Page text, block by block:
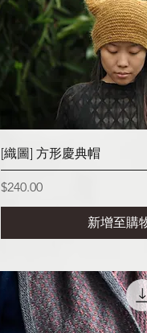
[織圖] 方形慶典帽
價格
$240.00
新增至購